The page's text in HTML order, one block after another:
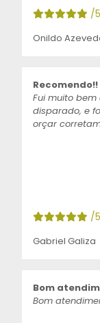
/5
Onildo
Recomendo!!
Fui muito
disparado, e
orçar
/5
Gabriel Galiza
Bom
Bom